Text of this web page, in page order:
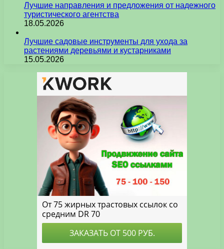
Лучшие направления и предложения от надежного
туристического агентства
18.05.2026
Лучшие садовые инструменты для ухода за
растениями деревьями и кустарниками
15.05.2026